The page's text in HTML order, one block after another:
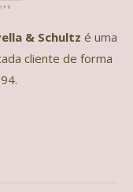
& Schultz é uma
cliente de forma